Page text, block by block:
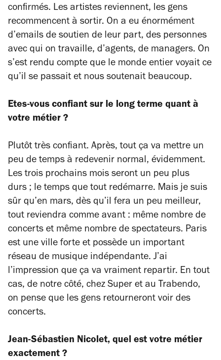
confirmés. Les artistes reviennent, les gens
recommencent à sortir. On a eu énormément
d’emails de soutien de leur part, des personnes
avec qui on travaille, d’agents, de managers. On
s’est rendu compte que le monde entier voyait ce
qu’il se passait et nous soutenait beaucoup.
Etes-vous confiant sur le long terme quant à
votre métier ?
Plutôt très confiant. Après, tout ça va mettre un
peu de temps à redevenir normal, évidemment.
Les trois prochains mois seront un peu plus
durs ; le temps que tout redémarre. Mais je suis
sûr qu’en mars, dès qu’il fera un peu meilleur,
tout reviendra comme avant : même nombre de
concerts et même nombre de spectateurs. Paris
est une ville forte et possède un important
réseau de musique indépendante. J’ai
l’impression que ça va vraiment repartir. En tout
cas, de notre côté, chez Super et au Trabendo,
on pense que les gens retourneront voir des
concerts.
Jean-Sébastien Nicolet, quel est votre métier
exactement ?